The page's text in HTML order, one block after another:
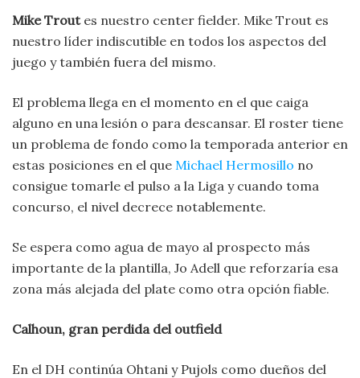
Mike Troutes nuestro center fielder. Mike Trout es
nuestro líder indiscutible en todos los aspectos del
juego y también fuera del mismo.
El problema llega en el momento en el que caiga
alguno en una lesión o para descansar. El roster tiene
un problema de fondo como la temporada anterior en
estas posiciones en el que Michael Hermosillo no
consigue tomarle el pulso a la Liga y cuando toma
concurso, el nivel decrece notablemente.
Se espera como agua de mayo al prospecto más
importante de la plantilla, Jo Adell que reforzaría esa
zona más alejada del plate como otra opción fiable.
Calhoun, gran perdida del outfield
En el DH continúa Ohtani y Pujols como dueños del